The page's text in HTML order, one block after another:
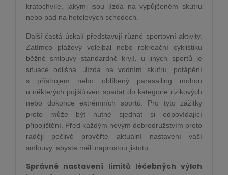
kratochvíle, jakými jsou jízda na vypůjčeném skútru
nebo pád na hotelových schodech.
Další častá úskalí představují různé sportovní aktivity.
Zatímco plážový volejbal nebo rekreační cyklistiku
běžné smlouvy standardně kryjí, u jiných sportů je
situace odlišná. Jízda na vodním skútru, potápění
s přístrojem nebo oblíbený parasailing mohou
u některých pojišťoven spadat do kategorie rizikových
nebo dokonce extrémních sportů. Pro tyto zážitky
proto může být nutné sjednat si odpovídající
připojištění. Před každým novým dobrodružstvím proto
raději pečlivě prověřte aktuální nastavení vaší
smlouvy, abyste měli naprostou jistotu.
Správné nastavení limitů léčebných výloh